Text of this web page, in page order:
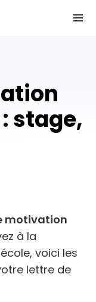
stage,
motivation
à la
voici les
lettre de